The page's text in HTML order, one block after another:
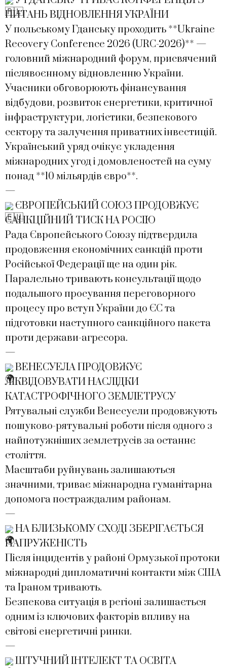
ПИТАНЬ ВІДНОВЛЕННЯ УКРАЇНИ
У польському Гданську проходить **Ukraine
Recovery Conference 2026 (URC-2026)** —
головний міжнародний форум, присвячений
післявоєнному відновленню України.
Учасники обговорюють фінансування
відбудови, розвиток енергетики, критичної
інфраструктури, логістики, безпекового
сектору та залучення приватних інвестицій.
Український уряд очікує укладення
міжнародних угод і домовленостей на суму
понад **10 мільярдів євро**.
—
ЄВРОПЕЙСЬКИЙ СОЮЗ ПРОДОВЖУЄ
САНКЦІЙНИЙ ТИСК НА РОСІЮ
Рада Європейського Союзу підтвердила
продовження економічних санкцій проти
Російської Федерації ще на один рік.
Паралельно тривають консультації щодо
подальшого просування переговорного
процесу про вступ України до ЄС та
підготовки наступного санкційного пакета
проти держави-агресора.
—
ВЕНЕСУЕЛА ПРОДОВЖУЄ
ЛІКВІДОВУВАТИ НАСЛІДКИ
КАТАСТРОФІЧНОГО ЗЕМЛЕТРУСУ
Рятувальні служби Венесуели продовжують
пошуково-рятувальні роботи після одного з
найпотужніших землетрусів за останнє
століття.
Масштаби руйнувань залишаються
значними, триває міжнародна гуманітарна
допомога постраждалим районам.
—
НА БЛИЗЬКОМУ СХОДІ ЗБЕРІГАЄТЬСЯ
НАПРУЖЕНІСТЬ
Після інцидентів у районі Ормузької протоки
міжнародні дипломатичні контакти між США
та Іраном тривають.
Безпекова ситуація в регіоні залишається
одним із ключових факторів впливу на
світові енергетичні ринки.
—
ШТУЧНИЙ ІНТЕЛЕКТ ТА ОСВІТА